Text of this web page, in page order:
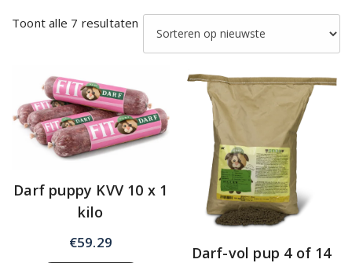
Toont alle 7 resultaten
nieuwste
Darf puppy KVV 10 x 1
kilo
€59.29
Darf-vol pup 4 of 14